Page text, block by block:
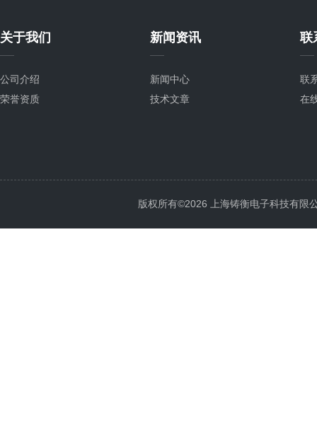
关于我们
公司介绍
荣誉资质
新闻资讯
新闻中心
技术文章
联
联
在
版权所有©2026 上海铸衡电子科技有